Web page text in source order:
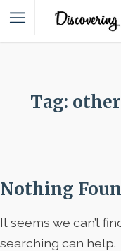
Tag:
Nothing
It seems we can’t
searching can help.